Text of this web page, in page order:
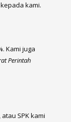
kami.
Kami juga
Perintah
SPK kami